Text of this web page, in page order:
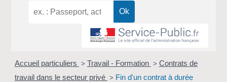
Accueil particuliers > Travail - Formation > Contrats de
travail dans le secteur privé > Fin d'un contrat à durée